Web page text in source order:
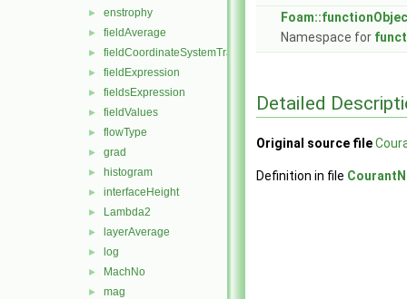
► enstrophy
► fieldAverage
► fieldCoordinateSystemTransform
► fieldExpression
► fieldsExpression
► fieldValues
► flowType
► grad
► histogram
► interfaceHeight
► Lambda2
► layerAverage
► log
► MachNo
► mag
Namespace for
Detailed
Original source file
Definition in file